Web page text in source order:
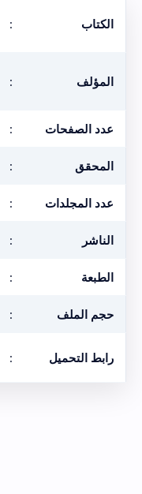
الكتاب :
المؤلف :
عدد الصفحات :
المحقق :
عدد المجلدات :
الناشر :
الطبعة :
حجم الملف :
رابط التحميل :